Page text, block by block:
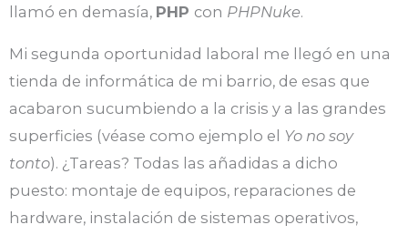
llamó en demasía, PHP con PHPNuke.
Mi segunda oportunidad laboral me llegó en una
tienda de informática de mi barrio, de esas que
acabaron sucumbiendo a la crisis y a las grandes
superficies (véase como ejemplo el Yo no soy
tonto). ¿Tareas? Todas las añadidas a dicho
puesto: montaje de equipos, reparaciones de
hardware, instalación de sistemas operativos,